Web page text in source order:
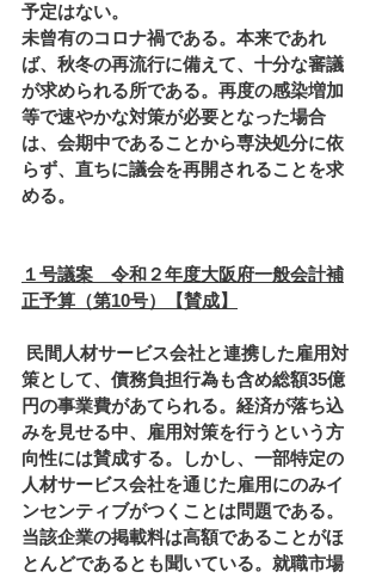
予定はない。
未曾有のコロナ禍である。本来であれ
ば、秋冬の再流行に備えて、十分な審議
が求められる所である。再度の感染増加
等で速やかな対策が必要となった場合
は、会期中であることから専決処分に依
らず、直ちに議会を再開されることを求
める。
１号議案　令和２年度大阪府一般会計補
正予算（第10号）【賛成】
策として、債務負担行為も含め総額35億
円の事業費があてられる。経済が落ち込
みを見せる中、雇用対策を行うという方
向性には賛成する。しかし、一部特定の
人材サービス会社を通じた雇用にのみイ
ンセンティブがつくことは問題である。
当該企業の掲載料は高額であることがほ
とんどであるとも聞いている。就職市場